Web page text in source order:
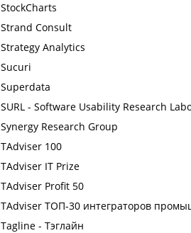
StockCharts
Strand Consult
Strategy Analytics
Sucuri
Superdata
SURL - Software Usability Research
Synergy Research Group
TAdviser 100
TAdviser IT Prize
TAdviser Profit 50
TAdviser ТОП-30 интеграторов
Tagline - Тэглайн